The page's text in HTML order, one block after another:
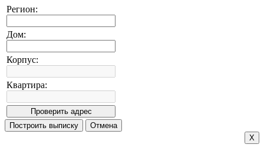
Регион:
Дом:
Корпус:
Квартира:
X